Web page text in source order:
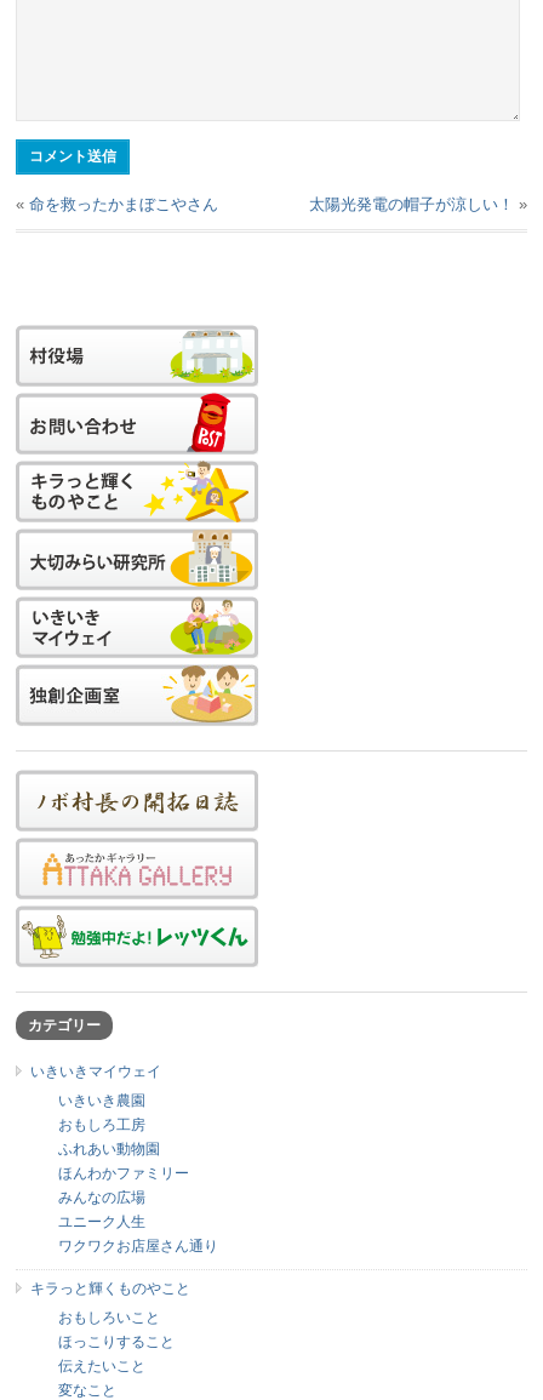
«命を救ったかまぼこやさん 太陽光発電の帽子が涼しい！ »
カテゴリー
いきいきマイウェイ
いきいき農園
おもしろ工房
ふれあい動物園
ほんわかファミリー
みんなの広場
ユニーク人生
ワクワクお店屋さん通り
キラっと輝くものやこと
おもしろいこと
ほっこりすること
伝えたいこと
変なこと